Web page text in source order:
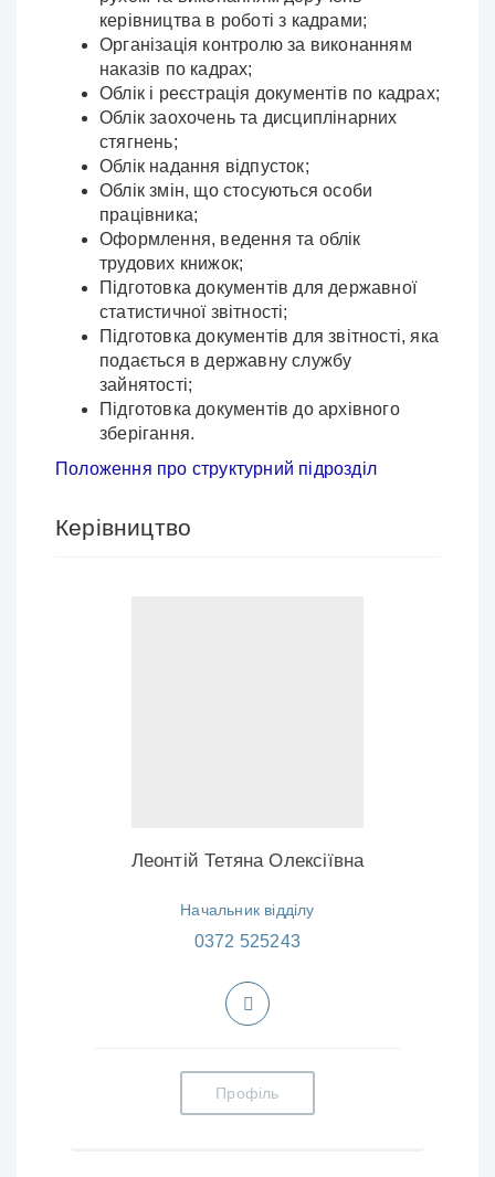
керівництва в роботі з кадрами;
Організація контролю за виконанням
наказів по кадрах;
Облік і реєстрація документів по кадрах;
Облік заохочень та дисциплінарних
стягнень;
Облік надання відпусток;
Облік змін, що стосуються особи
працівника;
Оформлення, ведення та облік
трудових книжок;
Підготовка документів для державної
статистичної звітності;
Підготовка документів для звітності, яка
подається в державну службу
зайнятості;
Підготовка документів до архівного
зберігання.
Положення про структурний підрозділ
Керівництво
Леонтій Тетяна Олексіївна
Начальник відділу
0372 525243
Профіль